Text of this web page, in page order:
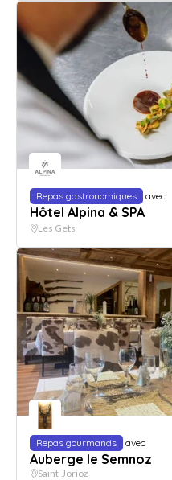
Repas gastronomiques avec
Hôtel Alpina & SPA
Les Gets
Repas gourmands avec
Auberge le Semnoz
Saint-Jorioz